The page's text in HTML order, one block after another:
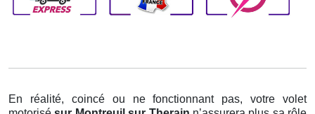
En réalité, coincé ou ne fonctionnant pas, votre volet